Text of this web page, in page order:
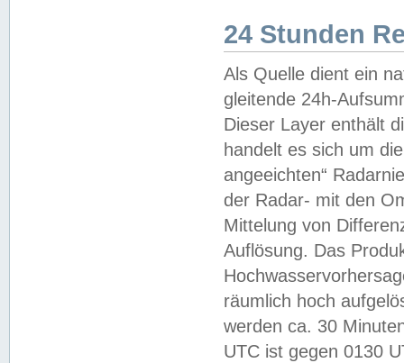
24 Stunden
Als Quelle dient ein
gleitende 24h-
Dieser Layer enthält
handelt es sich um
angeeichten“
der Radar- mit den
Mittelung von
Auflösung. Das
räumlich hoch
werden ca. 30
UTC ist gegen 0130